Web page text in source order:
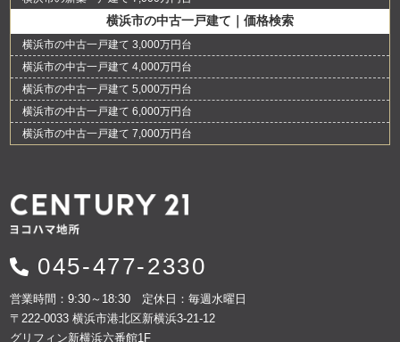
横浜市の中古一戸建て｜価格検索
横浜市の中古一戸建て 3,000万円台
横浜市の中古一戸建て 4,000万円台
横浜市の中古一戸建て 5,000万円台
横浜市の中古一戸建て 6,000万円台
横浜市の中古一戸建て 7,000万円台
045-477-2330
営業時間：9:30～18:30 定休日：毎週水曜日
〒222-0033 横浜市港北区新横浜3-21-12
グリフィン新横浜六番館1F